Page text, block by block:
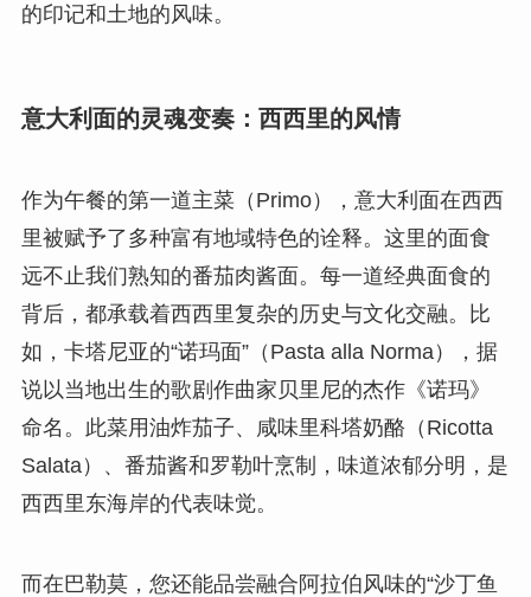
的印记和土地的风味。
意大利面的灵魂变奏：西西里的风情
作为午餐的第一道主菜（Primo），意大利面在西西
里被赋予了多种富有地域特色的诠释。这里的面食
远不止我们熟知的番茄肉酱面。每一道经典面食的
背后，都承载着西西里复杂的历史与文化交融。比
如，卡塔尼亚的“诺玛面”（Pasta alla Norma），据
说以当地出生的歌剧作曲家贝里尼的杰作《诺玛》
命名。此菜用油炸茄子、咸味里科塔奶酪（Ricotta
Salata）、番茄酱和罗勒叶烹制，味道浓郁分明，是
西西里东海岸的代表味觉。
而在巴勒莫，您还能品尝融合阿拉伯风味的“沙丁鱼